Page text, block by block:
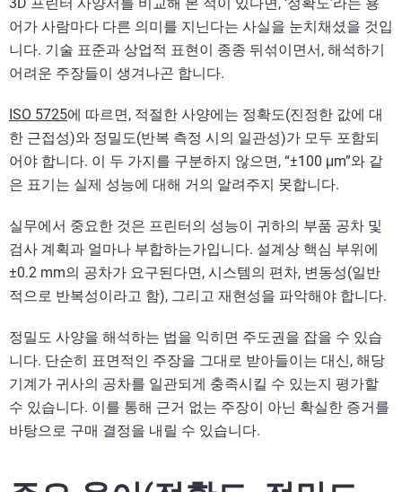
어가 사람마다 다른 의미를 지닌다는 사실을 눈치채셨을 것입
니다. 기술 표준과 상업적 표현이 종종 뒤섞이면서, 해석하기
어려운 주장들이 생겨나곤 합니다.
ISO 5725에 따르면, 적절한 사양에는 정확도(진정한 값에 대
한 근접성)와 정밀도(반복 측정 시의 일관성)가 모두 포함되
어야 합니다. 이 두 가지를 구분하지 않으면, “±100 μm”와 같
은 표기는 실제 성능에 대해 거의 알려주지 못합니다.
실무에서 중요한 것은 프린터의 성능이 귀하의 부품 공차 및
검사 계획과 얼마나 부합하는가입니다. 설계상 핵심 부위에
±0.2 mm의 공차가 요구된다면, 시스템의 편차, 변동성(일반
적으로 반복성이라고 함), 그리고 재현성을 파악해야 합니다.
정밀도 사양을 해석하는 법을 익히면 주도권을 잡을 수 있습
니다. 단순히 표면적인 주장을 그대로 받아들이는 대신, 해당
기계가 귀사의 공차를 일관되게 충족시킬 수 있는지 평가할
수 있습니다. 이를 통해 근거 없는 주장이 아닌 확실한 증거를
바탕으로 구매 결정을 내릴 수 있습니다.